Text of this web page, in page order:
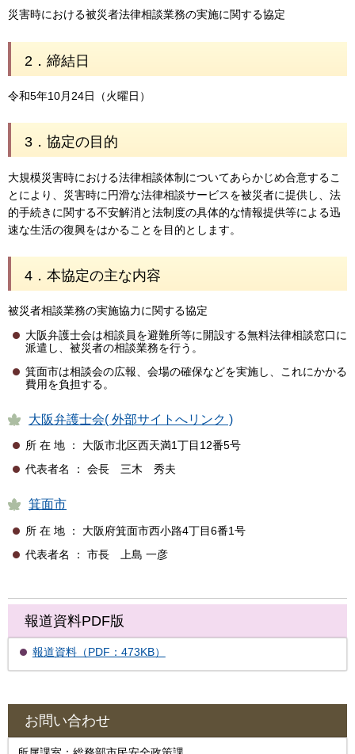
災害時における被災者法律相談業務の実施に関する協定
2．締結日
令和5年10月24日（火曜日）
3．協定の目的
大規模災害時における法律相談体制についてあらかじめ合意するこ
とにより、災害時に円滑な法律相談サービスを被災者に提供し、法
的手続きに関する不安解消と法制度の具体的な情報提供等による迅
速な生活の復興をはかることを目的とします。
4．本協定の主な内容
被災者相談業務の実施協力に関する協定
大阪弁護士会は相談員を避難所等に開設する無料法律相談窓口に
派遣し、被災者の相談業務を行う。
箕面市は相談会の広報、会場の確保などを実施し、これにかかる
費用を負担する。
大阪弁護士会( 外部サイトへリンク )
所 在 地 ： 大阪市北区西天満1丁目12番5号
代表者名 ： 会長 三木 秀夫
箕面市
所 在 地 ： 大阪府箕面市西小路4丁目6番1号
代表者名 ： 市長 上島 一彦
報道資料PDF版
報道資料（PDF：473KB）
お問い合わせ